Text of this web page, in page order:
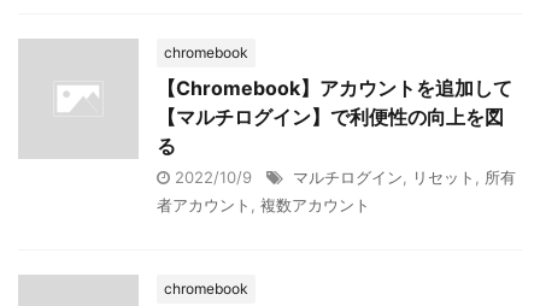
chromebook
【Chromebook】アカウントを追加して
【マルチログイン】で利便性の向上を図
る
2022/10/9 マルチログイン リセット
所有
者アカウント
複数アカウント
chromebook